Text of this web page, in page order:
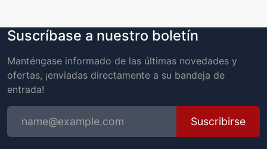
Suscríbase a nuestro boletín
Manténgase informado de las últimas novedades y
ofertas, ¡enviadas directamente a su bandeja de
entrada!
Suscribirse